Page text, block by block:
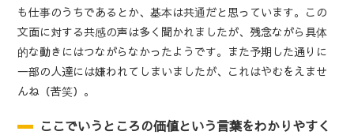
も仕事のうちであるとか、基本は共通だと思っています。この
文面に対する共感の声は多く聞かれましたが、残念ながら具体
的な動きにはつながらなかったようです。また予期した通りに
一部の人達には嫌われてしまいましたが、これはやむをえませ
んね（苦笑）。
ここでいうところの価値という言葉をわかりやすく